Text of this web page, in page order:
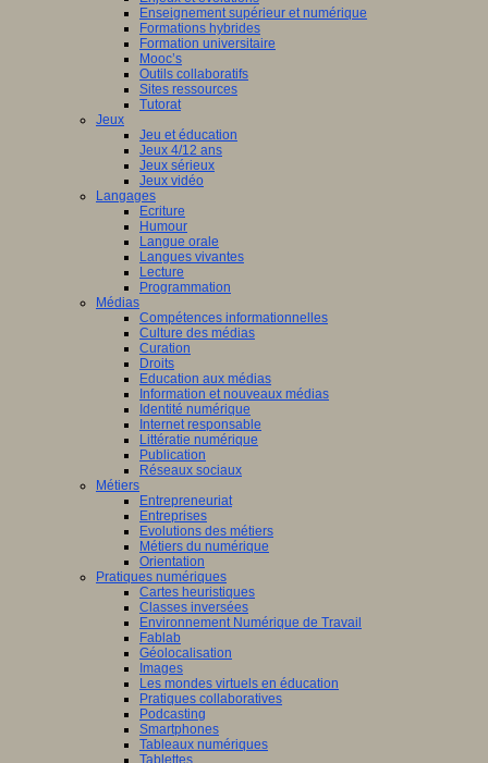
Enseignement supérieur et numérique
Formations hybrides
Formation universitaire
Mooc’s
Outils collaboratifs
Sites ressources
Tutorat
Jeux
Jeu et éducation
Jeux 4/12 ans
Jeux sérieux
Jeux vidéo
Langages
Ecriture
Humour
Langue orale
Langues vivantes
Lecture
Programmation
Médias
Compétences informationnelles
Culture des médias
Curation
Droits
Education aux médias
Information et nouveaux médias
Identité numérique
Internet responsable
Littératie numérique
Publication
Réseaux sociaux
Métiers
Entrepreneuriat
Entreprises
Evolutions des métiers
Métiers du numérique
Orientation
Pratiques numériques
Cartes heuristiques
Classes inversées
Environnement Numérique de Travail
Fablab
Géolocalisation
Images
Les mondes virtuels en éducation
Pratiques collaboratives
Podcasting
Smartphones
Tableaux numériques
Tablettes